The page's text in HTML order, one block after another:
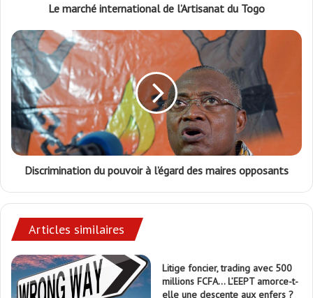
Le marché international de l’Artisanat du Togo
Discrimination du pouvoir à l’égard des maires opposants
Articles similaires
Litige foncier, trading avec 500
millions FCFA… L’EEPT amorce-t-
elle une descente aux enfers ?